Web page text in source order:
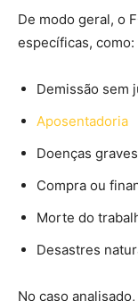
De modo geral, o
específicas, como:
Demissão sem
Aposentadoria
Doenças graves
Compra ou
Morte do
Desastres
No caso